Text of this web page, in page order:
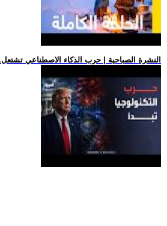
.. النشرة الصباحية | حرب الذكاء الاصطناعي